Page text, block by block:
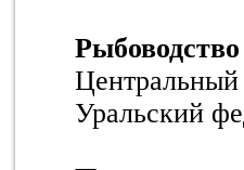
Центральный
Уральский